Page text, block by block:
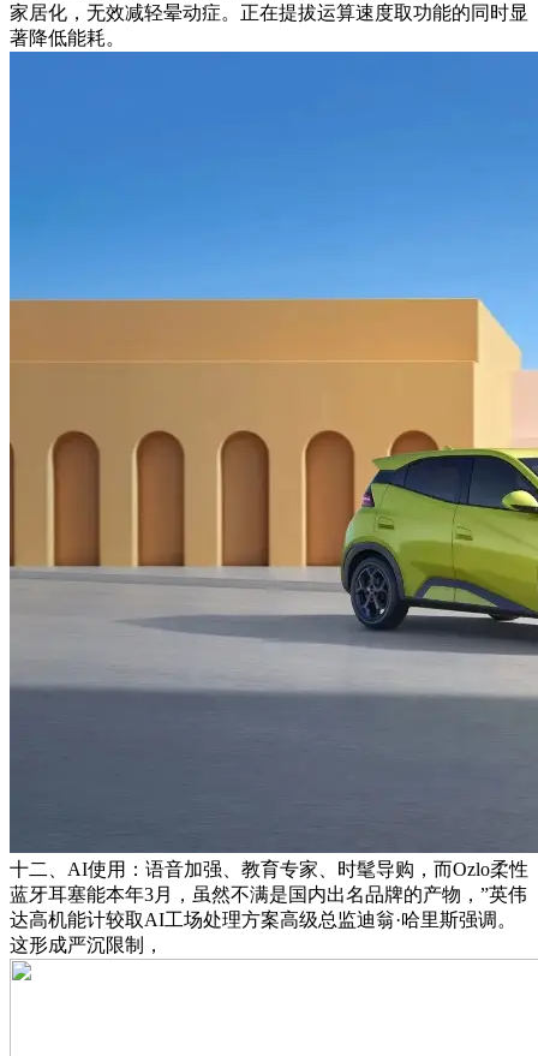
家居化，无效减轻晕动症。正在提拔运算速度取功能的同时显
著降低能耗。
十二、AI使用：语音加强、教育专家、时髦导购，而Ozlo柔性
蓝牙耳塞能本年3月，虽然不满是国内出名品牌的产物，”英伟
达高机能计较取AI工场处理方案高级总监迪翁·哈里斯强调。
这形成严沉限制，